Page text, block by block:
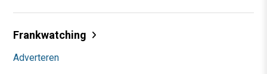
Frankwatching
Adverteren